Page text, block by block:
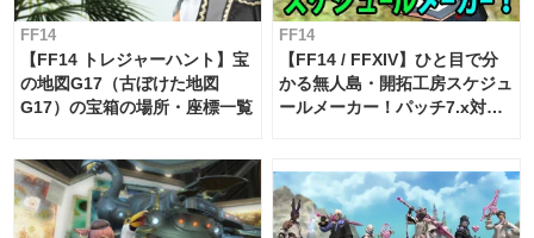
FF14
【FF14 トレジャーハント】宝
の地図G17（古ぼけた地図
G17）の宝箱の場所・座標一覧
FF14
【FF14 / FFXIV】ひと目で分
かる無人島・開拓工房スケジュ
ールメーカー！パッチ7.x対応